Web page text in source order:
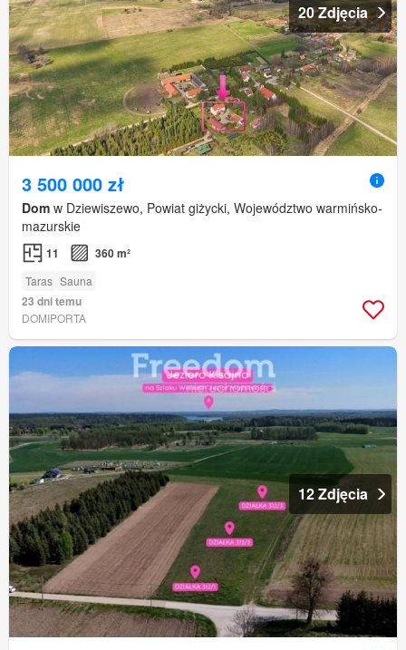
20 Zdjęcia
3 500 000 zł
Dom w Dziewiszewo, Powiat giżycki, Województwo warmińsko-
mazurskie
11 360 m²
Taras Sauna
23 dni temu
DOMIPORTA
12 Zdjęcia